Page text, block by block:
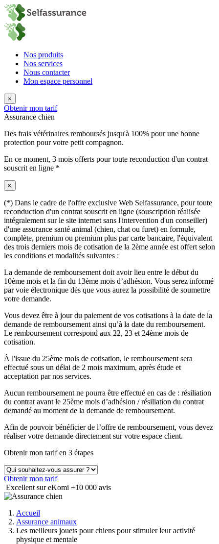
Nos produits
Nos services
Nous contacter
Mon espace personnel
×
Obtenir mon tarif
Assurance chien
Des frais vétérinaires remboursés jusqu'à 100% pour une bonne
protection pour votre petit compagnon.
En ce moment, 3 mois offerts pour toute reconduction d'un contrat
souscrit en ligne *
×
(*) Dans le cadre de l'offre exclusive Web Selfassurance, pour toute
reconduction d'un contrat souscrit en ligne (souscription réalisée
intégralement sur le site internet sans l'intervention d'un conseiller)
d'une assurance santé animal (chien, chat ou furet) en formule,
complète, premium ou premium plus par carte bancaire, l'équivalent
des trois derniers mois de cotisation de la 2ème année est offert selon
les conditions et modalités suivantes :
La demande de remboursement doit avoir lieu entre le début du
10ème mois et la fin du 13ème mois d’adhésion. Vous serez informé
par voie électronique dès que vous aurez la possibilité de soumettre
votre demande.
Vous devez être à jour du paiement de vos cotisations à la date de la
demande de remboursement ainsi qu’à la date du remboursement.
Le remboursement correspond aux 22, 23 et 24ème mois de
cotisation.
À l'issue du 25ème mois de cotisation, le remboursement sera
effectué sous un délai de 2 mois maximum, après étude et
acceptation par nos services.
Aucun remboursement ne pourra être effectué en cas de : résiliation
du contrat avant le 25ème mois d’adhésion / résiliation du contrat
demandé au moment de la demande de remboursement.
Afin de pouvoir bénéficier de l’offre de remboursement, vous devez
réaliser votre demande directement sur votre espace client.
Obtenir mon tarif en 3 étapes
Obtenir mon tarif
Excellent sur eKomi +10 000 avis
Accueil
Assurance animaux
Les meilleurs jouets pour chiens pour stimuler leur activité
physique et mentale